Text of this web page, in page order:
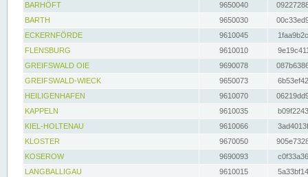
BARHÖFT
9650040
BARTH
9650030
ECKERNFÖRDE
9610045
FLENSBURG
9610010
GREIFSWALD OIE
9690078
GREIFSWALD-WIECK
9650073
HEILIGENHAFEN
9610070
KAPPELN
9610035
KIEL-HOLTENAU
9610066
KLOSTER
9670050
KOSEROW
9690093
LANGBALLIGAU
9610015